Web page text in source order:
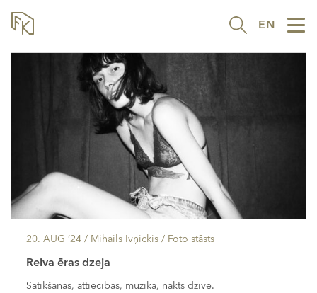
EN
20. AUG ’24 / Mihails Ivņickis / Foto stāsts
Reiva ēras dzeja
Satikšanās, attiecības, mūzika, nakts dzīve.